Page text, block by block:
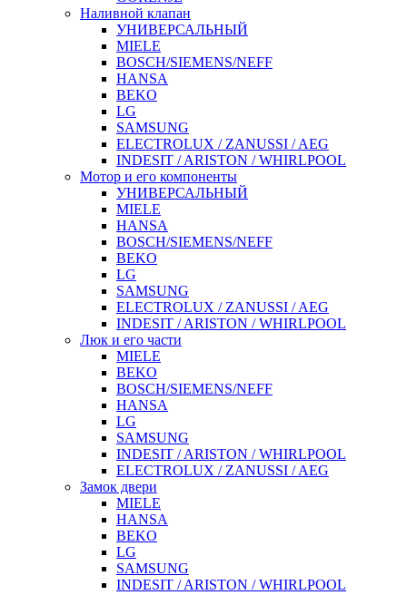
Наливной клапан
УНИВЕРСАЛЬНЫЙ
MIELE
BOSCH/SIEMENS/NEFF
HANSA
BEKO
LG
SAMSUNG
ELECTROLUX / ZANUSSI / AEG
INDESIT / ARISTON / WHIRLPOOL
Мотор и его компоненты
УНИВЕРСАЛЬНЫЙ
MIELE
HANSA
BOSCH/SIEMENS/NEFF
BEKO
LG
SAMSUNG
ELECTROLUX / ZANUSSI / AEG
INDESIT / ARISTON / WHIRLPOOL
Люк и его части
MIELE
BEKO
BOSCH/SIEMENS/NEFF
HANSA
LG
SAMSUNG
INDESIT / ARISTON / WHIRLPOOL
ELECTROLUX / ZANUSSI / AEG
Замок двери
MIELE
HANSA
BEKO
LG
SAMSUNG
INDESIT / ARISTON / WHIRLPOOL